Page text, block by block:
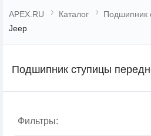
APEX.RU Каталог
Подшипник
Jeep
Подшипник ступицы
Фильтры: